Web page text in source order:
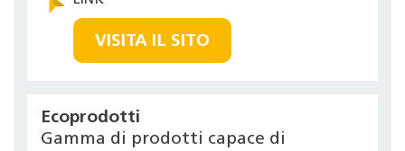
VISITA IL SITO
Ecoprodotti
Gamma di prodotti capace di